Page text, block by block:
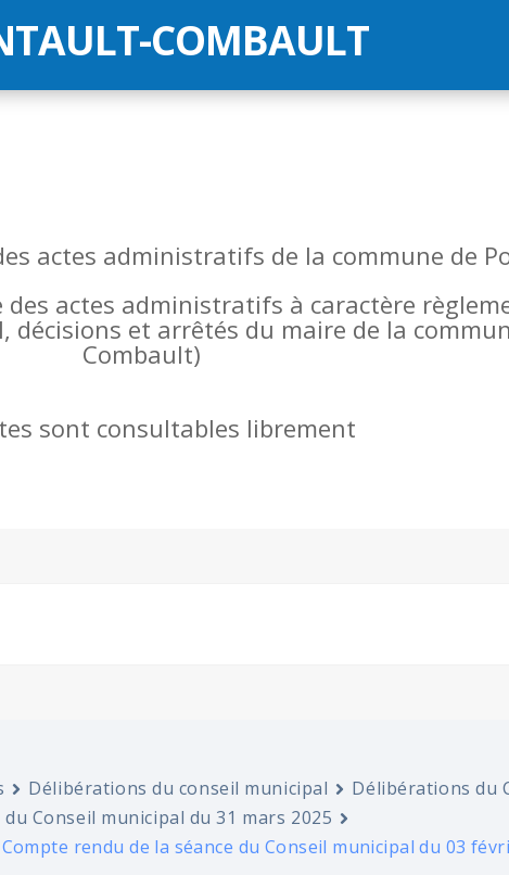
COMBAULT
actes administratifs de la commune de
des actes administratifs à caractère
décisions et arrêtés du maire de la
Combault)
sont consultables librement
Délibérations du conseil municipal
Délibérations du
Conseil municipal du 31 mars 2025
Compte rendu de la séance du Conseil municipal du 03